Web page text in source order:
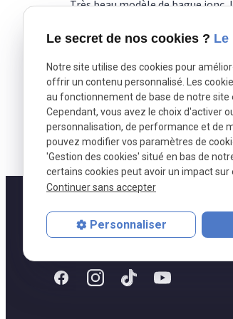
Très beau modèle de bague
sertie grains de 3.89 carats de
la largeur de votre choix. Nos
Cette bague est réalisée dans
selon les méthodes
joaillerie française. Or-Gemmes
Temple 75003 Paris Tel 01 48 87
Le secret de nos cookies ? Le
Notre site utilise des cookies pour
offrir un contenu personnalisé. Les
au fonctionnement de base de notre site
Cependant, vous avez le choix d'activer
personnalisation, de performance et de
pouvez modifier vos paramètres de
'Gestion des cookies' situé en bas de
certains cookies peut avoir un impact
Continuer sans accepter
Personnaliser